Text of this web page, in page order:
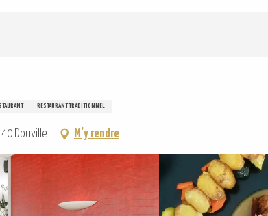
RESTAURANT TRADITIONNEL
Douville M'y rendre